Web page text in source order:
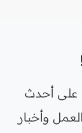
على أحدث
وأخبار